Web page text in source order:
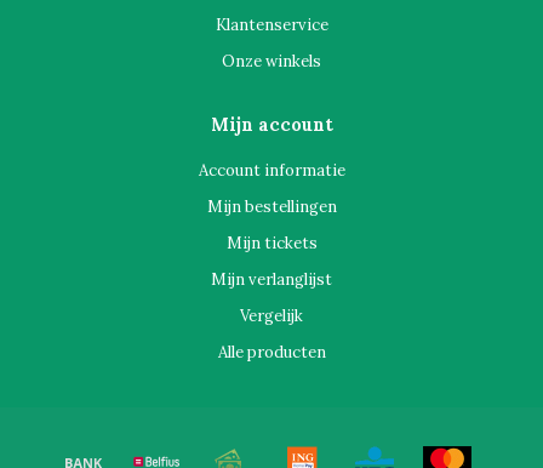
Klantenservice
Onze winkels
Mijn account
Account informatie
Mijn bestellingen
Mijn tickets
Mijn verlanglijst
Vergelijk
Alle producten